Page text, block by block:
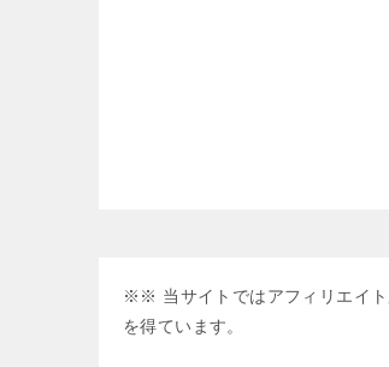
※※ 当サイトではアフィリエイト
を得ています。